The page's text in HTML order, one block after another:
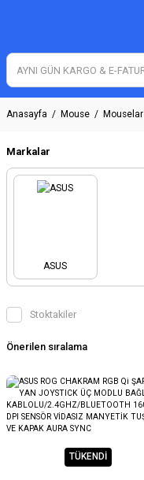
Anasayfa Mouse Mouselar
Markalar
ASUS
Stoktakiler
TÜKENDİ